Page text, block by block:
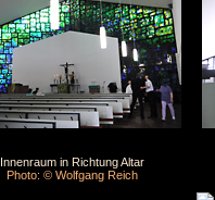
Innenraum in Richtung Altar
Photo: © Wolfgang Reich